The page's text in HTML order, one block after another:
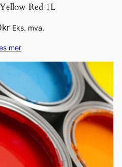
Red 1L
kr Eks. mva.
mer